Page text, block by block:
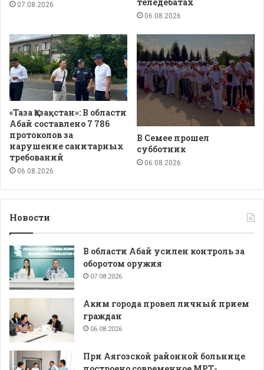
07.08.2026 теледебатах
06.08.2026
«Таза Қазақстан»: В области
Абай составлено 7 786
протоколов за
нарушение санитарных
требований
06.08.2026
В Семее прошел
субботник
06.08.2026
Новости
В области Абай усилен контроль за
оборотом оружия
07.08.2026
Аким города провел личный прием
граждан
06.08.2026
При Аягозской районной больнице